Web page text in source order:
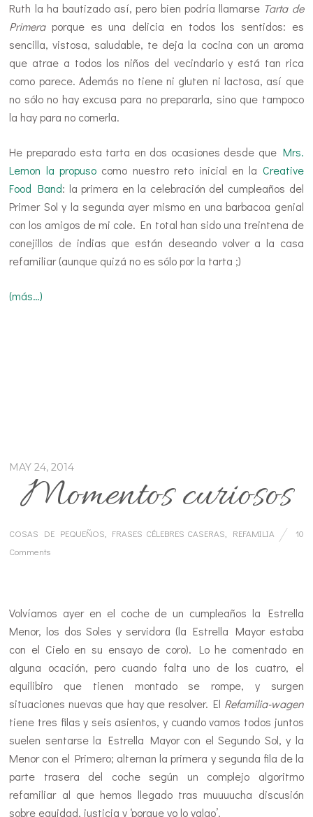
Ruth la ha bautizado así, pero bien podría llamarse Tarta de
Primeraporque es una delicia en todos los sentidos: es
sencilla, vistosa, saludable, te deja la cocina con un aroma
que atrae a todos los niños del vecindario y está tan rica
como parece. Además no tiene ni gluten ni lactosa, así que
no sólo no hay excusa para no prepararla, sino que tampoco
la hay para no comerla.
He preparado esta tarta en dos ocasiones desde que Mrs.
Lemon la propuso como nuestro reto inicial en la Creative
Food Band: la primera en la celebración del cumpleaños del
Primer Sol y la segunda ayer mismo en una barbacoa genial
con los amigos de mi cole. En total han sido una treintena de
conejillos de indias que están deseando volver a la casa
refamiliar (aunque quizá no es sólo por la tarta ;)
(más…)
MAY 24, 2014
Momentos curiosos
COSAS DE PEQUEÑOS FRASES CÉLEBRES CASERAS REFAMILIA
10
Comments
Volvíamos ayer en el coche de un cumpleaños la Estrella
Menor, los dos Soles y servidora (la Estrella Mayor estaba
con el Cielo en su ensayo de coro). Lo he comentado en
alguna ocación, pero cuando falta uno de los cuatro, el
equilibiro que tienen montado se rompe, y surgen
situaciones nuevas que hay que resolver. El Refamilia-wagen
tiene tres filas y seis asientos, y cuando vamos todos juntos
suelen sentarse la Estrella Mayor con el Segundo Sol, y la
Menor con el Primero; alternan la primera y segunda fila de la
parte trasera del coche según un complejo algoritmo
refamiliar al que hemos llegado tras muuuucha discusión
sobre equidad, justicia y ‘porque yo lo valgo’.